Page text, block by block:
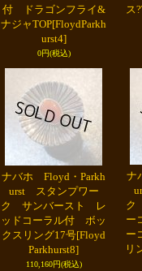
付 ドラゴンフライ&
ナジャTOP[FloydParkh
urst4]
0円(税込)
ス
ナバホ Floyd・Parkh
urst スタンプワー
ク サンバースト レ
ッドコーラル付 ボッ
クスリング17号[Floyd
Parkhurst8]
110,160円(税込)
ナ
ク
ー
ー
リ